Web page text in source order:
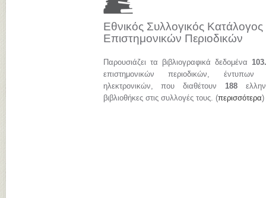
Εθνικός Συλλογικός Κατάλογος
Επιστημονικών Περιοδικών
Παρουσιάζει τα βιβλιογραφικά δεδομένα
επιστημονικών περιοδικών, έντυπων
ηλεκτρονικών, που διαθέτουν 188
βιβλιοθήκες στις συλλογές τους. (περισσότερα)